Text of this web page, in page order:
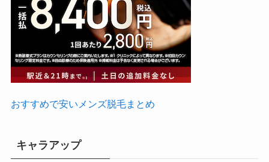
おすすめで安いメンズ脱毛まとめ
キャラアップ